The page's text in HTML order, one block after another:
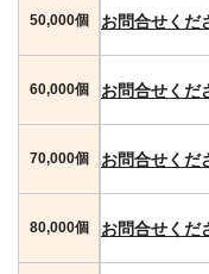
50,000個 お問合せくだ
60,000個 お問合せくだ
70,000個 お問合せくだ
80,000個 お問合せくだ